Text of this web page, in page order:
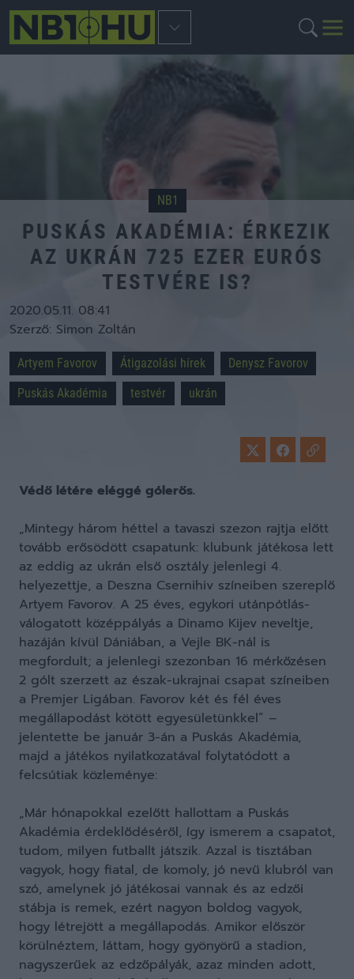
NB1
PUSKÁS AKADÉMIA: ÉRKEZIK
AZ UKRÁN 725 EZER EURÓS
TESTVÉRE IS?
2020.05.11. 08:41
Szerző: Simon Zoltán
Artyem Favorov Átigazolási hírek
Denysz Favorov
Puskás Akadémia
testvér ukrán
Védő létére eléggé gólerős.
„Mintegy három héttel a tavaszi szezon rajtja előtt
tovább erősödött csapatunk: klubunk játékosa lett
az eddig az ukrán első osztály jelenlegi 4.
helyezettje, a Deszna Csernihiv színeiben szereplő
Artyem Favorov. A 25 éves, egykori utánpótlás-
válogatott középpályás a Dinamo Kijev neveltje,
hazáján kívül Dániában, a Vejle BK-nál is
megfordult; a jelenlegi szezonban 16 mérkőzésen
2 gólt szerzett az észak-ukrajnai csapat színeiben
a Premjer Ligában. Favorov két és fél éves
megállapodást kötött egyesületünkkel” –
jelentette be január 3-án a Puskás Akadémia,
majd a játékos nyilatkozatával folytatódott a
felcsútiak közleménye:
„Már hónapokkal ezelőtt hallottam a Puskás
Akadémia érdeklődéséről, így ismerem a csapatot,
tudom, milyen futballt játszik. Azzal is tisztában
vagyok, hogy fiatal, de komoly, jó nevű klubról van
szó, amelynek jó játékosai vannak és az edzői
stábja is remek, ezért nagyon boldog vagyok,
hogy létrejött a megállapodás. Amikor először
körülnéztem, láttam, hogy gyönyörű a stadion,
nagyszerűek az edzőpályák, azaz minden adott,